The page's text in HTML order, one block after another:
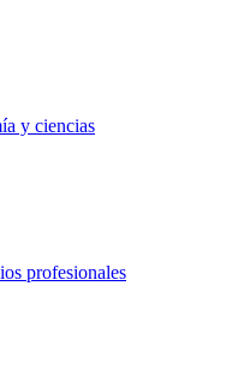
y ciencias
profesionales